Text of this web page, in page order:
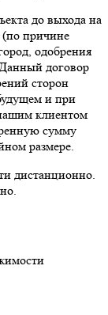
до выхода на
(по причине
одобрения
договор
сторон
и при
клиентом
сумму
размере.
дистанционно.